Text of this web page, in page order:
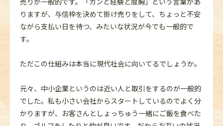
りますが、与信枠を決めて掛け売りをして、ちょっと不安
ながら支払い日を待つ、みたいな状況が今でも一般的で
す。
ただこの仕組みは本当に現代社会に向いてるでしょうか。
元々、中小企業というのは近い人と取引をするのが一般的
でした。私も小さい会社からスタートしているのでよく分
かりますが、お客さんとしょっちゅう一緒にご飯を食べた